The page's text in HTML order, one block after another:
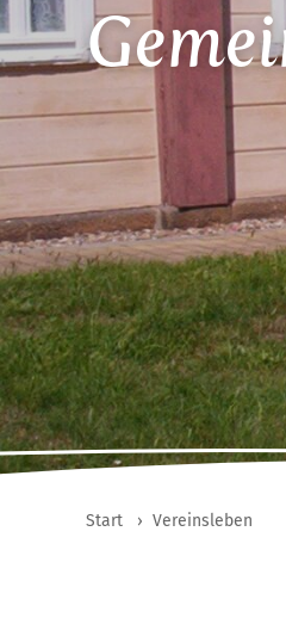
Start › Vereinsleben